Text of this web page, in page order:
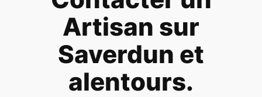
Artisan sur
Saverdun et
alentours.